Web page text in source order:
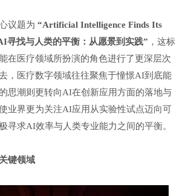
议题为 “Artificial Intelligence Finds Its
寻找与人类的平衡：从愿景到实践” ，这标
在医疗领域所扮演的角色进行了更深层次
，医疗数字领域往往聚焦于憧憬AI到底能
思潮则更转向AI在创新应用方面的落地与
业界更为关注AI应用从实验性试点迈向可
寻求AI效率与人类专业能力之间的平衡。
键领域